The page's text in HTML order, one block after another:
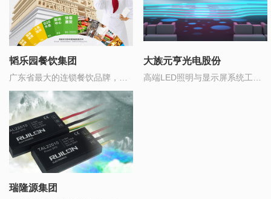
韬乐园餐饮集团
广东省最大的连锁餐饮品牌，董
事长“孙亚富”2018年入选广东省
十大青年企业家
大族元亨光电股份
高端LED照明与显示屏系统工程
瑞隆源集团